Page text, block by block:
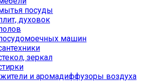
посуды
духовок
машин
зеркал
и аромадиффузоры воздуха